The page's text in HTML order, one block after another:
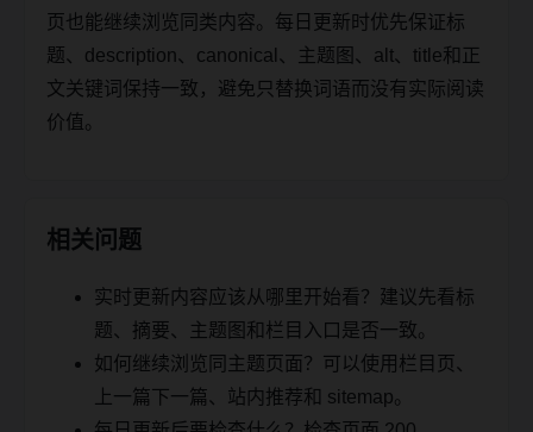
页也能继续浏览同类内容。每日更新时优先保证标
题、description、canonical、主题图、alt、title和正
文关键词保持一致，避免只替换词语而没有实际阅读
价值。
相关问题
实时更新内容应该从哪里开始看？建议先看标
题、摘要、主题图和栏目入口是否一致。
如何继续浏览同主题页面？可以使用栏目页、
上一篇下一篇、站内推荐和 sitemap。